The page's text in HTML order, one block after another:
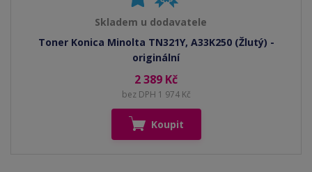
Skladem u dodavatele
Toner Konica Minolta TN321Y, A33K250 (Žlutý) -
originální
2 389 Kč
bez DPH 1 974 Kč
Koupit